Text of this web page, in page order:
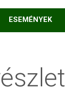
ESEMÉNYEK